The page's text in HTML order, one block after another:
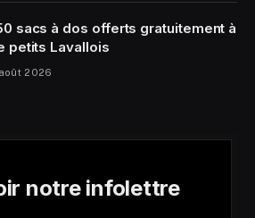
sacs à dos offerts gratuitement à
petits Lavallois
2026
notre infolettre